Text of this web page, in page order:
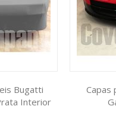
Bugatti
Interior
Capas